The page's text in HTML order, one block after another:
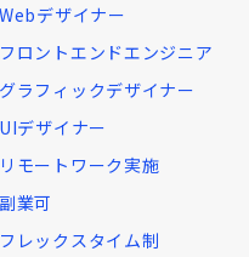
Webデザイナー
フロントエンドエンジニア
グラフィックデザイナー
UIデザイナー
リモートワーク実施
副業可
フレックスタイム制